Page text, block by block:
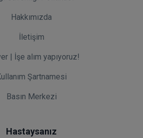
Hakkımızda
İletişim
| İşe alım yapıyoruz!
Şartnamesi
Basın Merkezi
Hastaysanız